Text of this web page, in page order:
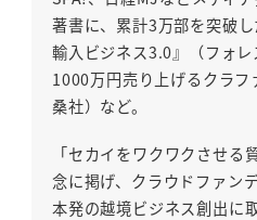
著書に、累計3万部を突破
輸入ビジネス3.0』（フォ
1000万円売り上げるクラ
桑社）など。
「セカイをワクワクさせる
念に掲げ、クラウドファン
本発の越境ビジネス創出に